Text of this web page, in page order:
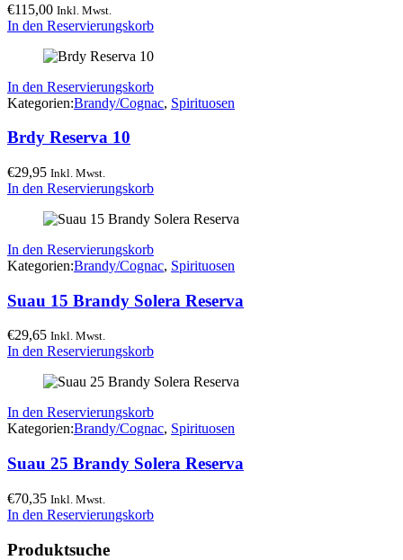
€115,00 Inkl. Mwst.
In den Reservierungskorb
In den Reservierungskorb
Kategorien:Brandy/Cognac, Spirituosen
Brdy Reserva 10
€29,95 Inkl. Mwst.
In den Reservierungskorb
In den Reservierungskorb
Kategorien:Brandy/Cognac, Spirituosen
Suau 15 Brandy Solera Reserva
€29,65 Inkl. Mwst.
In den Reservierungskorb
In den Reservierungskorb
Kategorien:Brandy/Cognac, Spirituosen
Suau 25 Brandy Solera Reserva
€70,35 Inkl. Mwst.
In den Reservierungskorb
Produktsuche